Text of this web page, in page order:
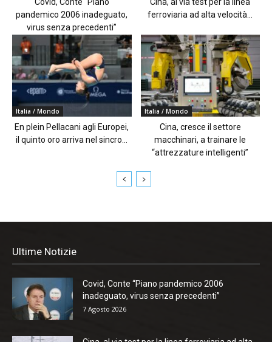
pandemico 2006 inadeguato,
virus senza precedenti”
ferroviaria ad alta velocità...
Italia / Mondo
En plein Pellacani agli Europei,
il quinto oro arriva nel sincro...
Italia / Mondo
Cina, cresce il settore
macchinari, a trainare le
“attrezzature intelligenti”
Ultime Notizie
Covid, Conte “Piano pandemico 2006
inadeguato, virus senza precedenti”
7 Agosto 2026